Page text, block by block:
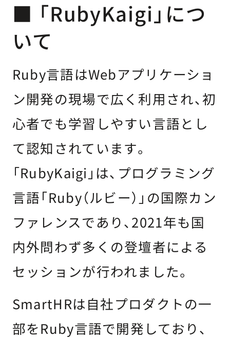
■ 「RubyKaigi」につ
いて
Ruby言語はWebアプリケーショ
ン開発の現場で広く利用され、初
心者でも学習しやすい言語とし
て認知されています。
「RubyKaigi」は、プログラミング
言語「Ruby（ルビー）」の国際カン
ファレンスであり、2021年も国
内外問わず多くの登壇者による
セッションが行われました。
SmartHRは自社プロダクトの一
部をRuby言語で開発しており、